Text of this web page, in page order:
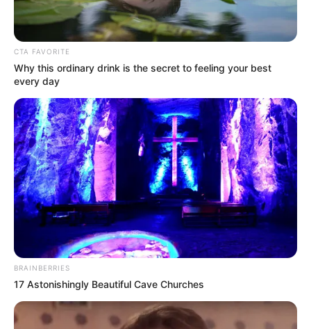
CTA FAVORITE
Why this ordinary drink is the secret to feeling your best
every day
BRAINBERRIES
17 Astonishingly Beautiful Cave Churches